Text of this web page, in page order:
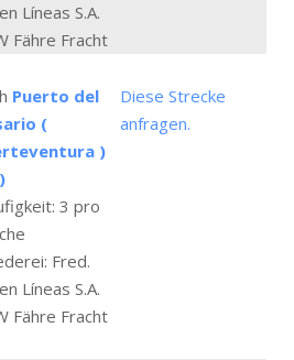
Líneas S.A.
Fähre Fracht
Puerto del
(
)
Diese Strecke
anfragen.
3 pro
Fred.
Líneas S.A.
Fähre Fracht